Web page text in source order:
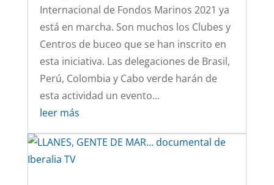
Internacional de Fondos Marinos 2021 ya
está en marcha. Son muchos los Clubes y
Centros de buceo que se han inscrito en
esta iniciativa. Las delegaciones de Brasil,
Perú, Colombia y Cabo verde harán de
esta actividad un evento...
leer más